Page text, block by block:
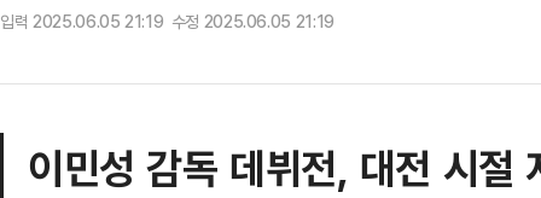
입력 2025.06.05 21:19 수정 2025.06.05 21:19
이민성 감독 데뷔전, 대전 시